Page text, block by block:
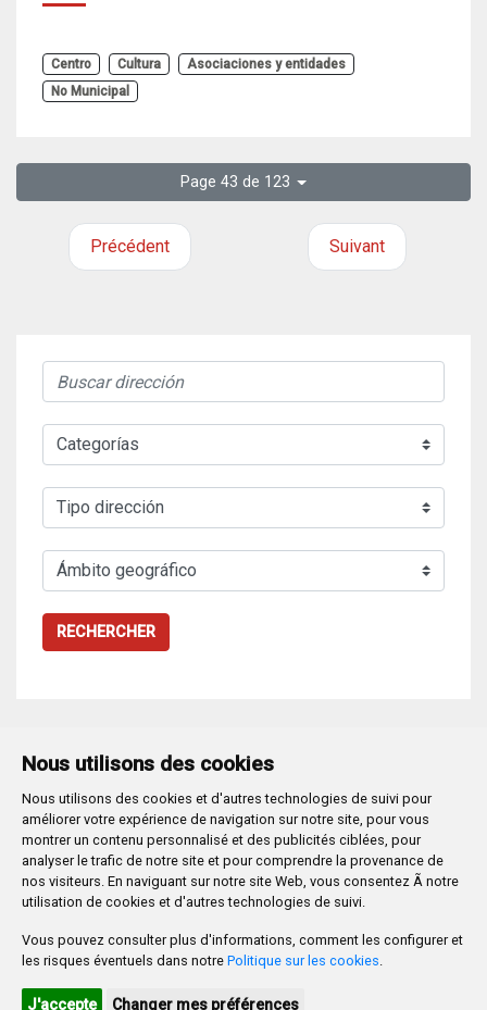
Nous utilisons des cookies
Nous utilisons des cookies et d'autres technologies de suivi pour
améliorer votre expérience de navigation sur notre site, pour vous
montrer un contenu personnalisé et des publicités ciblées, pour
analyser le trafic de notre site et pour comprendre la provenance de
nos visiteurs. En naviguant sur notre site Web, vous consentez Ã notre
utilisation de cookies et d'autres technologies de suivi.
Vous pouvez consulter plus d'informations, comment les configurer et
les risques éventuels dans notre Politique sur les cookies.
J'accepte Changer mes préférences
Centro Cultura
Asociaciones y entidades
No Municipal
Page 43 de 123
Précédent Suivant
RECHERCHER
Plaza Mayor 1- 09071BURGOS
947 288 800 CIF: P-0906100-C
CONTACTO | AVISOS, QUEJAS Y SUGERENCIAS
CANAL DE DENUNCIAS
MAPA WEB
AVISO LEGAL
PROMUEVE BURGOS